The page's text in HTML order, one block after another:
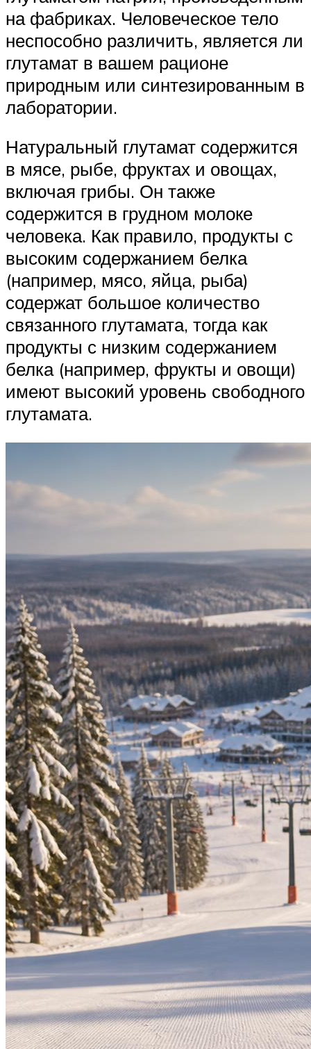
на фабриках. Человеческое тело
неспособно различить, является ли
глутамат в вашем рационе
природным или синтезированным в
лаборатории.
Натуральный глутамат содержится
в мясе, рыбе, фруктах и ​​овощах,
включая грибы. Он также
содержится в грудном молоке
человека. Как правило, продукты с
высоким содержанием белка
(например, мясо, яйца, рыба)
содержат большое количество
связанного глутамата, тогда как
продукты с низким содержанием
белка (например, фрукты и овощи)
имеют высокий уровень свободного
глутамата.